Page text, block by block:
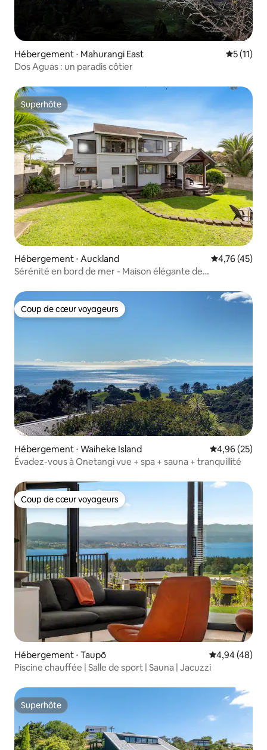
Hébergement ⋅ Mahurangi East
5 (11)
Dos Aguas : un paradis côtier
Superhôte
Superhôte
Hébergement ⋅ Auckland Évaluation
4,76 (45)
Sérénité en bord de mer - Maison élégante de
Coup de cœur voyageurs
Coup de cœur voyageurs
Hébergement ⋅ Waiheke Island Évaluation
4,96 (25)
Évadez-vous à Onetangi vue + spa + sauna + tranquillité
Coup de cœur voyageurs
Coup de cœur voyageurs
Hébergement ⋅ Taupō Évaluation
4,94 (48)
Piscine chauffée | Salle de sport | Sauna | Jacuzzi
Superhôte
Superhôte